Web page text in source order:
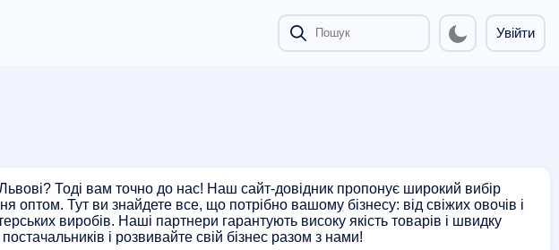
Увійти
Тоді вам точно до нас! Наш сайт-довідник пропонує широкий вибір
оптом. Тут ви знайдете все, що потрібно вашому бізнесу: від свіжих овочів і
виробів. Наші партнери гарантують високу якість товарів і швидку
і розвивайте свій бізнес разом з нами!